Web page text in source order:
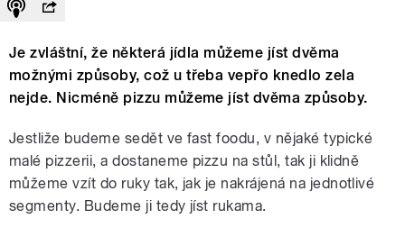
Je zvláštní, že některá jídla můžeme jíst dvěma
možnými způsoby, což u třeba vepřo knedlo zela
nejde. Nicméně pizzu můžeme jíst dvěma způsoby.
Jestliže budeme sedět ve fast foodu, v nějaké typické
malé pizzerii, a dostaneme pizzu na stůl, tak ji klidně
můžeme vzít do ruky tak, jak je nakrájená na jednotlivé
segmenty. Budeme ji tedy jíst rukama.